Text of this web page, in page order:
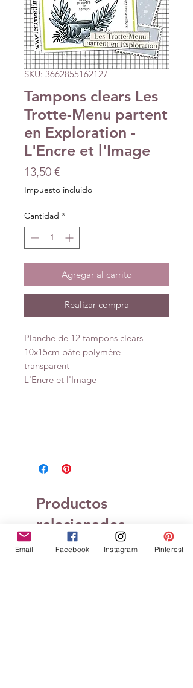
SKU: 3662855162127
Tampons clears Les
Trotte-Menu partent
en Exploration -
L'Encre et l'Image
13,50 €Precio
Impuesto incluido
Cantidad *
Agregar al carrito
Realizar compra
Planche de 12 tampons clears
10x15cm pâte polymère
transparent
L'Encre et l'Image
Productos
relacionados
Email Facebook Instagram Pinterest